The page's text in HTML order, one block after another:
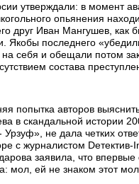
утверждали: в момент
опьянения
друг Иван Мангушев, как
Якобы последнего
на себя и обещали потом
состава
попытка авторов
в скандальной истории
не дала четких
с журналистом Dетектив-
заявила, что
ей не знаком этот